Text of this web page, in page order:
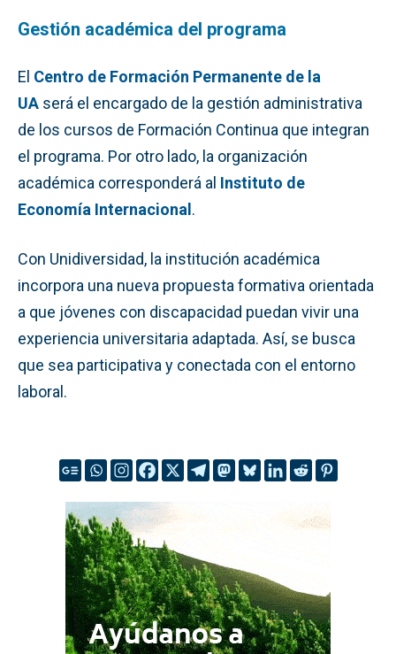
Gestión académica del programa
El Centro de Formación Permanente de la
UA será el encargado de la gestión administrativa
de los cursos de Formación Continua que integran
el programa. Por otro lado, la organización
académica corresponderá al Instituto de
Economía Internacional.
Con Unidiversidad, la institución académica
incorpora una nueva propuesta formativa orientada
a que jóvenes con discapacidad puedan vivir una
experiencia universitaria adaptada. Así, se busca
que sea participativa y conectada con el entorno
laboral.